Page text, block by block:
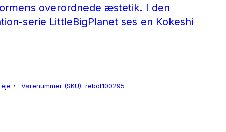
overordnede æstetik. I den
serie LittleBigPlanet ses en Kokeshi
Varenummer (SKU): rebot100295